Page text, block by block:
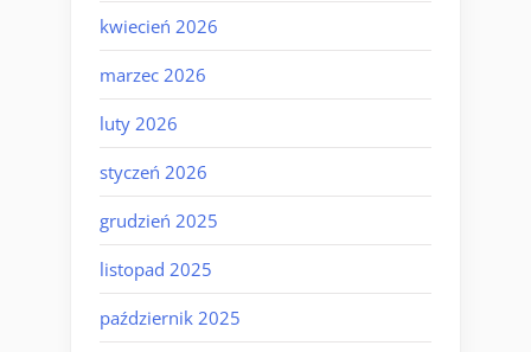
kwiecień 2026
marzec 2026
luty 2026
styczeń 2026
grudzień 2025
listopad 2025
październik 2025